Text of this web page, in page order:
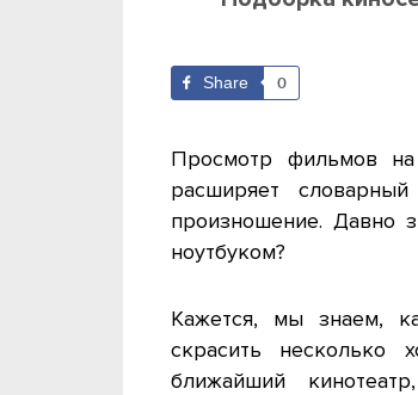
Share 0
Просмотр фильмов
расширяет
произношение. Давно
ноутбуком?
Кажется, мы знаем,
скрасить
ближайший